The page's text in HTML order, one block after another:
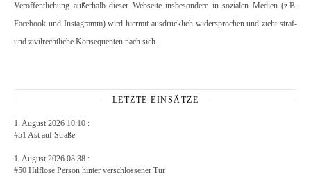
Veröffentlichung außerhalb dieser Webseite insbesondere in sozialen Medien (z.B.
Facebook und Instagramm) wird hiermit ausdrücklich widersprochen und zieht straf-
und zivilrechtliche Konsequenten nach sich.
LETZTE EINSÄTZE
1. August 2026 10:10 :
#51 Ast auf Straße
1. August 2026 08:38 :
#50 Hilflose Person hinter verschlossener Tür